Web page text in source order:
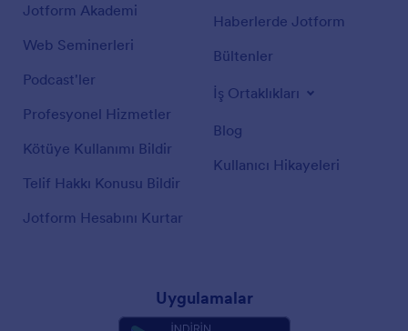
Jotform Akademi
Web Seminerleri
Podcast'ler
Profesyonel Hizmetler
Kötüye Kullanımı Bildir
Telif Hakkı Konusu Bildir
Jotform Hesabını Kurtar
Haberlerde Jotform
Bültenler
İş Ortaklıkları
Blog
Kullanıcı Hikayeleri
Uygulamalar